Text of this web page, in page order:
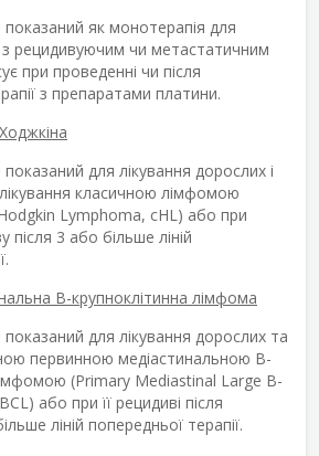
показаний як монотерапія для
з рецидивуючим чи метастатичним
при проведенні чи після
з препаратами платини.
показаний для лікування дорослих і
лікування класичною лімфомою
Lymphoma, cHL) або при
після 3 або більше ліній
В-крупноклітинна лімфома
показаний для лікування дорослих та
первинною медіастинальною В-
(Primary Mediastinal Large B-
або при її рецидиві після
ліній попередньої терапії.